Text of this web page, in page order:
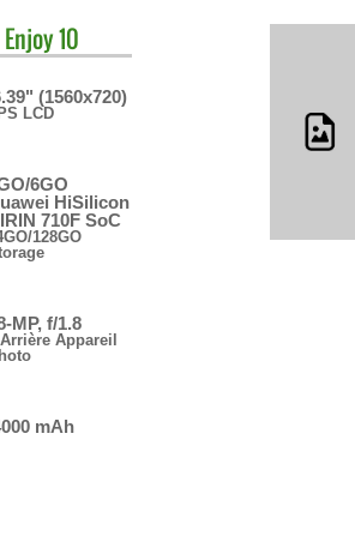
Enjoy 10
(1560x720)
IPS LCD
6GO
HiSilicon
710F SoC
128GO
MP, f/1.8
Appareil
mAh